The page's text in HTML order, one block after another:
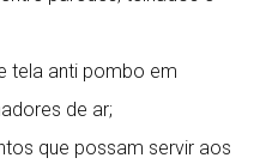
tela anti pombo em
de ar;
que possam servir aos